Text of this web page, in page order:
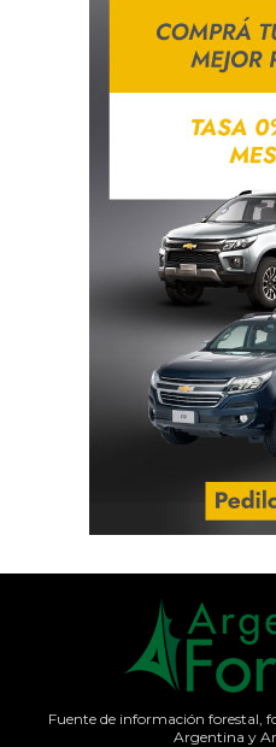
Fuente de información forestal,
Argentina y